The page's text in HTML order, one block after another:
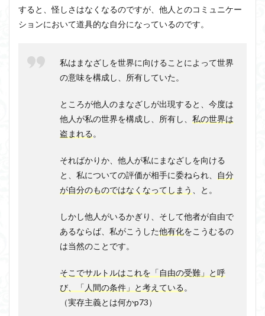
すると、怪しさはなくなるのですが、他人とのコミュニケー
ションにおいて道具的な自分になっているのです。
私はまなざしを世界に向けることによって世界
の意味を構成し、所有していた。
ところが他人のまなざしが出現すると、今度は
他人が私の世界を構成し、所有し、 私の世界は
盗まれる 。
そればかりか、他人が私にまなざしを向ける
と、私についての評価が相手に委ねられ、
自分
が自分のものではなくなってしまう
、と。
しかし他人がいるかぎり、そして他者が自由で
あるならば、私がこうした他有化をこうむるの
は当然のことです。
そこでサルトルはこれを「自由の受難」と呼
び、「人間の条件」と考えている 。
（実存主義とは何かp73）